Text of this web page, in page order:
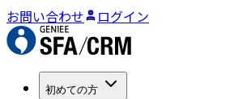
お問い合わせ ログイン
初めての方